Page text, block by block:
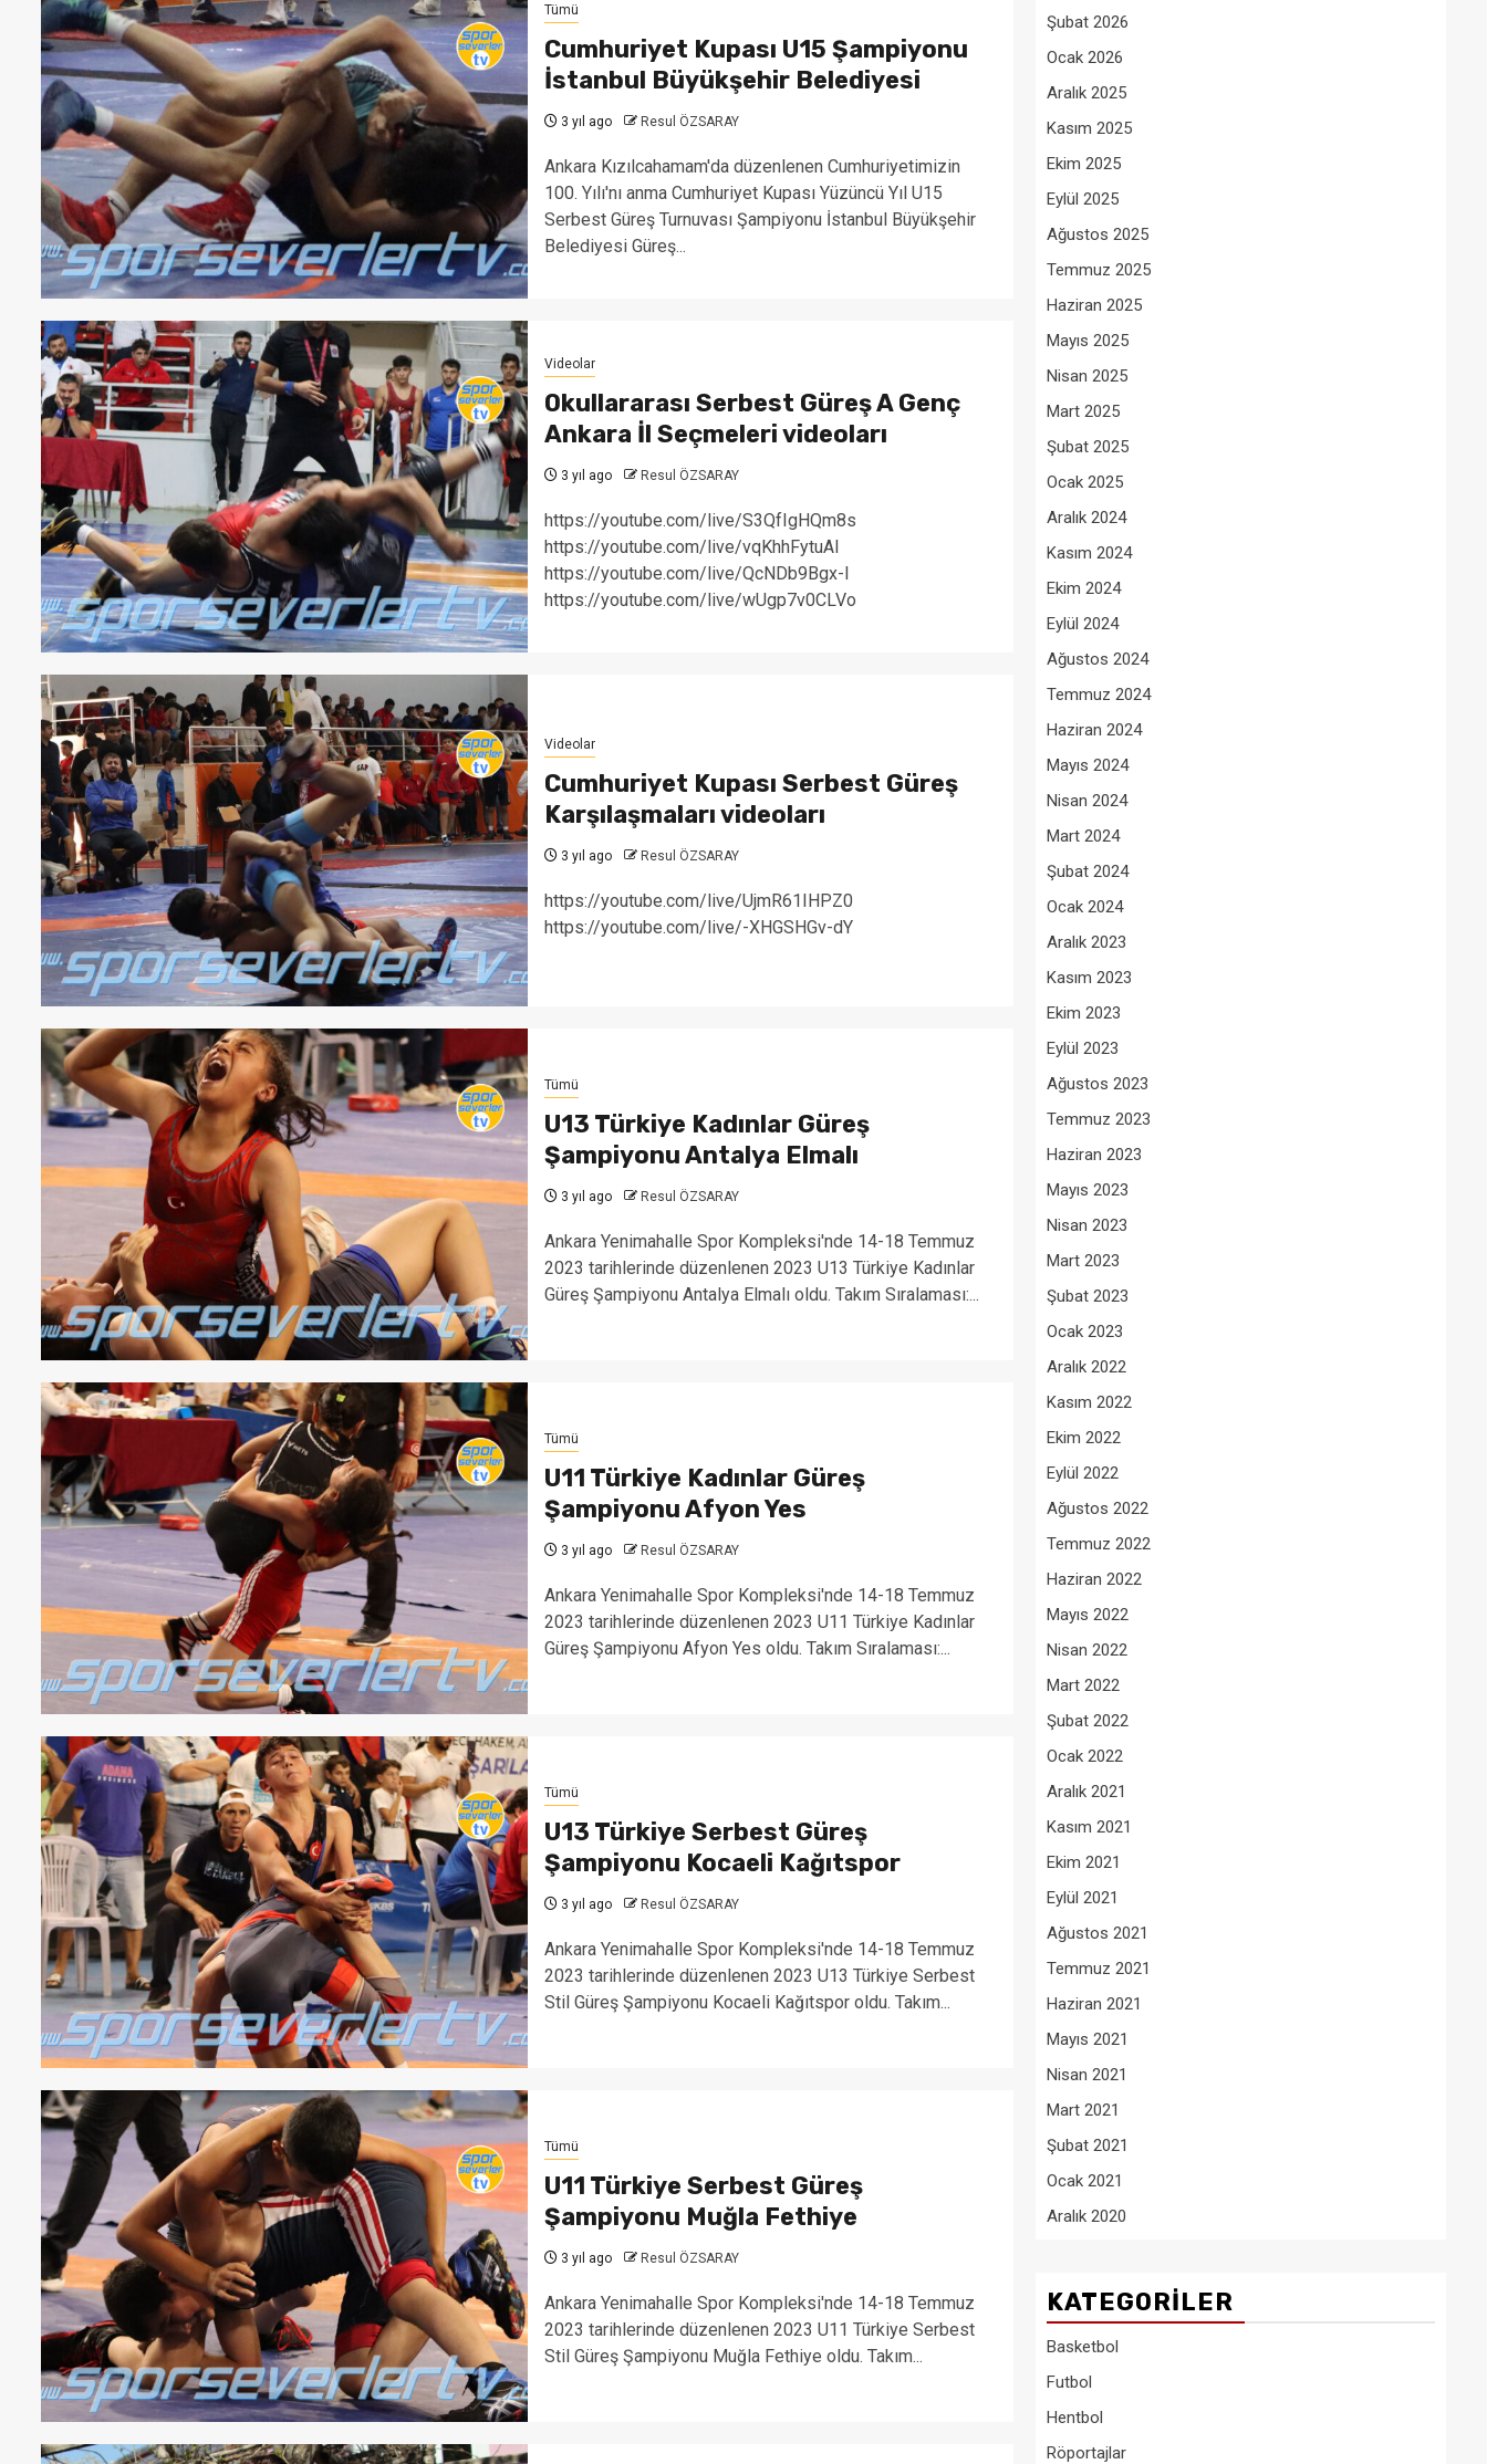
Tümü
Cumhuriyet Kupası U15 Şampiyonu
İstanbul Büyükşehir Belediyesi
3 yıl ago Resul ÖZSARAY
Ankara Kızılcahamam'da düzenlenen Cumhuriyetimizin
100. Yılı'nı anma Cumhuriyet Kupası Yüzüncü Yıl U15
Serbest Güreş Turnuvası Şampiyonu İstanbul Büyükşehir
Belediyesi Güreş...
Videolar
Okullararası Serbest Güreş A Genç
Ankara İl Seçmeleri videoları
3 yıl ago Resul ÖZSARAY
https://youtube.com/live/S3QfIgHQm8s
https://youtube.com/live/vqKhhFytuAI
https://youtube.com/live/QcNDb9Bgx-I
https://youtube.com/live/wUgp7v0CLVo
Videolar
Cumhuriyet Kupası Serbest Güreş
Karşılaşmaları videoları
3 yıl ago Resul ÖZSARAY
https://youtube.com/live/UjmR61IHPZ0
https://youtube.com/live/-XHGSHGv-dY
Tümü
U13 Türkiye Kadınlar Güreş
Şampiyonu Antalya Elmalı
3 yıl ago Resul ÖZSARAY
Ankara Yenimahalle Spor Kompleksi'nde 14-18 Temmuz
2023 tarihlerinde düzenlenen 2023 U13 Türkiye Kadınlar
Güreş Şampiyonu Antalya Elmalı oldu. Takım Sıralaması:...
Tümü
U11 Türkiye Kadınlar Güreş
Şampiyonu Afyon Yes
3 yıl ago Resul ÖZSARAY
Ankara Yenimahalle Spor Kompleksi'nde 14-18 Temmuz
2023 tarihlerinde düzenlenen 2023 U11 Türkiye Kadınlar
Güreş Şampiyonu Afyon Yes oldu. Takım Sıralaması:...
Tümü
U13 Türkiye Serbest Güreş
Şampiyonu Kocaeli Kağıtspor
3 yıl ago Resul ÖZSARAY
Ankara Yenimahalle Spor Kompleksi'nde 14-18 Temmuz
2023 tarihlerinde düzenlenen 2023 U13 Türkiye Serbest
Stil Güreş Şampiyonu Kocaeli Kağıtspor oldu. Takım...
Tümü
U11 Türkiye Serbest Güreş
Şampiyonu Muğla Fethiye
3 yıl ago Resul ÖZSARAY
Ankara Yenimahalle Spor Kompleksi'nde 14-18 Temmuz
2023 tarihlerinde düzenlenen 2023 U11 Türkiye Serbest
Stil Güreş Şampiyonu Muğla Fethiye oldu. Takım...
Şubat 2026
Ocak 2026
Aralık 2025
Kasım 2025
Ekim 2025
Eylül 2025
Ağustos 2025
Temmuz 2025
Haziran 2025
Mayıs 2025
Nisan 2025
Mart 2025
Şubat 2025
Ocak 2025
Aralık 2024
Kasım 2024
Ekim 2024
Eylül 2024
Ağustos 2024
Temmuz 2024
Haziran 2024
Mayıs 2024
Nisan 2024
Mart 2024
Şubat 2024
Ocak 2024
Aralık 2023
Kasım 2023
Ekim 2023
Eylül 2023
Ağustos 2023
Temmuz 2023
Haziran 2023
Mayıs 2023
Nisan 2023
Mart 2023
Şubat 2023
Ocak 2023
Aralık 2022
Kasım 2022
Ekim 2022
Eylül 2022
Ağustos 2022
Temmuz 2022
Haziran 2022
Mayıs 2022
Nisan 2022
Mart 2022
Şubat 2022
Ocak 2022
Aralık 2021
Kasım 2021
Ekim 2021
Eylül 2021
Ağustos 2021
Temmuz 2021
Haziran 2021
Mayıs 2021
Nisan 2021
Mart 2021
Şubat 2021
Ocak 2021
Aralık 2020
KATEGORILER
Basketbol
Futbol
Hentbol
Röportajlar